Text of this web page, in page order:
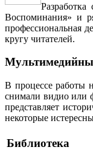
Воспоминания» и
профессиональная
кругу читателей.
В процессе работы
снимали видио или
представляет
некоторые
Библиотека